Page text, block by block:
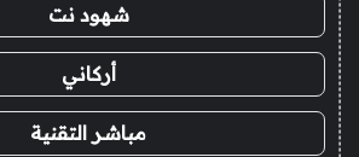
شهود نت
أركاني
مباشر التقنية